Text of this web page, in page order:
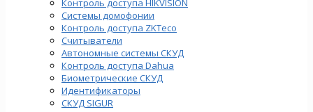
Системы домофонии
Контроль доступа ZKTeco
Считыватели
Автономные системы СКУД
Контроль доступа Dahua
Биометрические СКУД
Идентификаторы
СКУД SIGUR